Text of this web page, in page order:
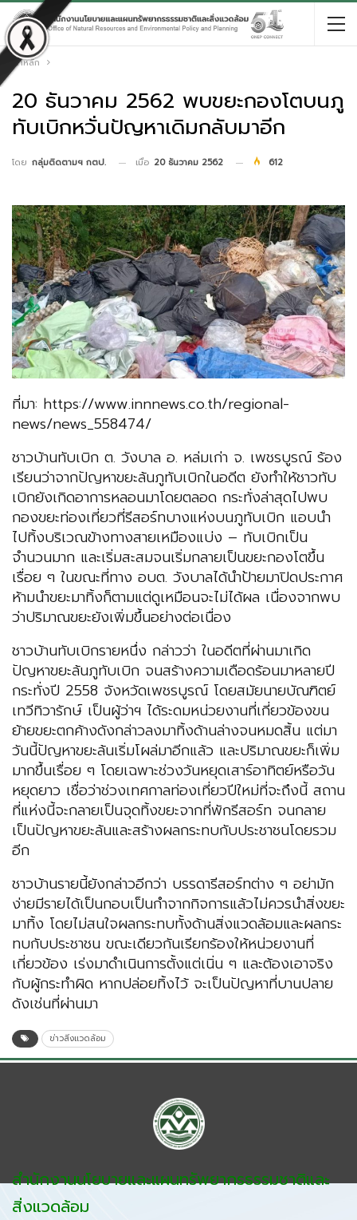
หน้าหลัก
20 ธันวาคม 2562 พบขยะกองโตบนภู
ทับเบิกหวั่นปัญหาเดิมกลับมาอีก
โดย กลุ่มติดตามฯ กตป. เมื่อ 20 ธันวาคม 2562 612
ที่มา: https://www.innnews.co.th/regional-
news/news_558474/
ชาวบ้านทับเบิก ต. วังบาล อ. หล่มเก่า จ. เพชรบูรณ์ ร้อง
เรียนว่าจากปัญหาขยะล้นภูทับเบิกในอดีต ยังทำให้ชาวทับ
เบิกยังเกิดอาการหลอนมาโดยตลอด กระทั่งล่าสุดไปพบ
กองขยะท่องเที่ยวที่รีสอร์ทบางแห่งบนภูทับเบิก แอบนำ
ไปทิ้งบริเวณข้างทางสายเหมืองแบ่ง – ทับเบิกเป็น
จำนวนมาก และเริ่มสะสมจนเริ่มกลายเป็นขยะกองโตขึ้น
เรื่อย ๆ ในขณะที่ทาง อบต. วังบาลได้นำป้ายมาปิดประกาศ
ห้ามนำขยะมาทิ้งก็ตามแต่ดูเหมือนจะไม่ได้ผล เนื่องจากพบ
ว่าปริมาณขยะยังเพิ่มขึ้นอย่างต่อเนื่อง
ชาวบ้านทับเบิกรายหนึ่ง กล่าวว่า ในอดีตที่ผ่านมาเกิด
ปัญหาขยะล้นภูทับเบิก จนสร้างความเดือดร้อนมาหลายปี
กระทั่งปี 2558 จังหวัดเพชรบูรณ์ โดยสมัยนายบัณฑิตย์
เทวีทิวารักษ์ เป็นผู้ว่าฯ ได้ระดมหน่วยงานที่เกี่ยวข้องขน
ย้ายขยะตกค้างดังกล่าวลงมาทิ้งด้านล่างจนหมดสิ้น แต่มา
วันนี้ปัญหาขยะล้นเริ่มโผล่มาอีกแล้ว และปริมาณขยะก็เพิ่ม
มากขึ้นเรื่อย ๆ โดยเฉพาะช่วงวันหยุดเสาร์อาทิตย์หรือวัน
หยุดยาว เชื่อว่าช่วงเทศกาลท่องเที่ยวปีใหม่ที่จะถึงนี้ สถาน
ที่แห่งนี้จะกลายเป็นจุดทิ้งขยะจากที่พักรีสอร์ท จนกลาย
เป็นปัญหาขยะล้นและสร้างผลกระทบกับประชาชนโดยรวม
อีก
ชาวบ้านรายนี้ยังกล่าวอีกว่า บรรดารีสอร์ทต่าง ๆ อย่ามัก
ง่ายมีรายได้เป็นกอบเป็นกำจากกิจการแล้วไม่ควรนำสิ่งขยะ
มาทิ้ง โดยไม่สนใจผลกระทบทั้งด้านสิ่งแวดล้อมและผลกระ
ทบกับประชาชน ขณะเดียวกันเรียกร้องให้หน่วยงานที่
เกี่ยวข้อง เร่งมาดำเนินการตั้งแต่เนิ่น ๆ และต้องเอาจริง
กับผู้กระทำผิด หากปล่อยทิ้งไว้ จะเป็นปัญหาที่บานปลาย
ดังเช่นที่ผ่านมา
ข่าวสิ่งแวดล้อม
สำนักงานนโยบายและแผนทรัพยากรธรรมชาติและ
สิ่งแวดล้อม